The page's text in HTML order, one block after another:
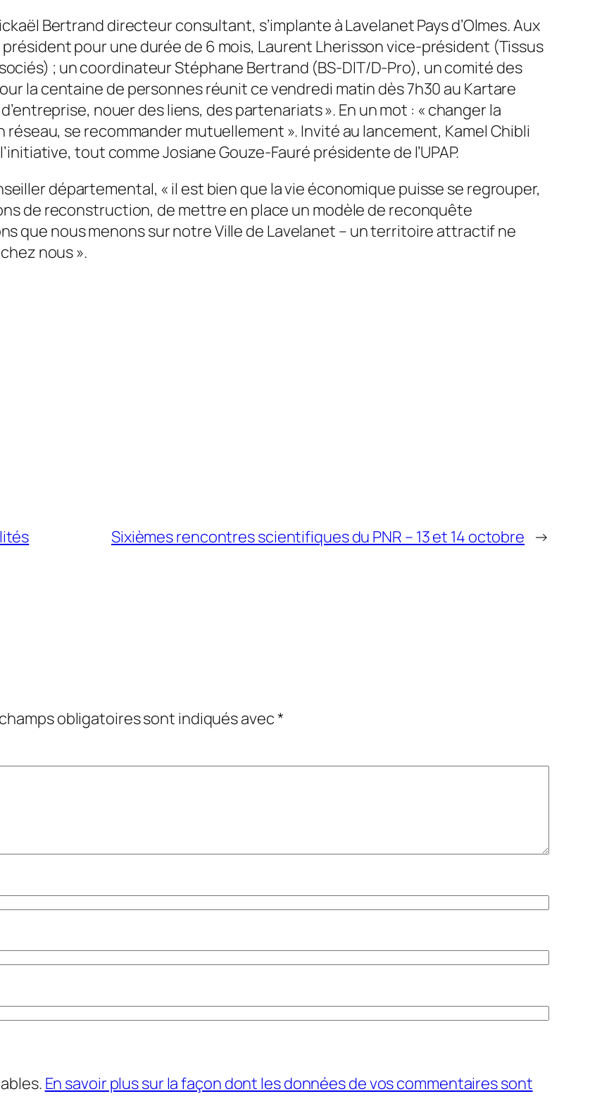
Bertrand directeur consultant, s’implante à Lavelanet Pays d’Olmes. Aux
président pour une durée de 6 mois, Laurent Lherisson vice-président (Tissus
; un coordinateur Stéphane Bertrand (BS-DIT/D-Pro), un comité des
la centaine de personnes réunit ce vendredi matin dès 7h30 au Kartare
nouer des liens, des partenariats ». En un mot : « changer la
réseau, se recommander mutuellement ». Invité au lancement, Kamel Chibli
tout comme Josiane Gouze-Fauré présidente de l’UPAP.
départemental, « il est bien que la vie économique puisse se regrouper,
de reconstruction, de mettre en place un modèle de reconquête
que nous menons sur notre Ville de Lavelanet – un territoire attractif ne
nous ».
Sixièmes rencontres scientifiques du PNR – 13 et 14 octobre →
obligatoires sont indiqués avec*
En savoir plus sur la façon dont les données de vos commentaires sont